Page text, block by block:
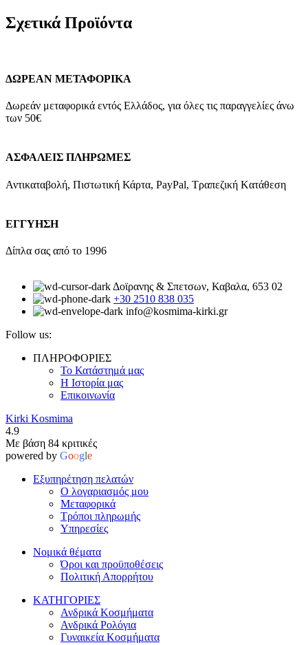
Σχετικά Προϊόντα
ΔΩΡΕΑΝ ΜΕΤΑΦΟΡΙΚΑ
Δωρεάν μεταφορικά εντός Ελλάδος, για όλες τις παραγγελίες άνω
των 50€
ΑΣΦΑΛΕΙΣ ΠΛΗΡΩΜΕΣ
Αντικαταβολή, Πιστωτική Κάρτα, PayPal, Τραπεζική Kατάθεση
ΕΓΓΥΗΣΗ
Δίπλα σας από το 1996
Δοϊρανης & Σπετσων, Καβαλα, 653 02
+30 2510 838 035
info@kosmima-kirki.gr
Follow us:
ΠΛΗΡΟΦΟΡΙΕΣ
Το Κατάστημά μας
Η Ιστορία μας
Επικοινωνία
Kirki Kosmima
4.9
Με βάση 84 κριτικές
powered by Google
Εξυπηρέτηση πελατών
Ο λογαριασμός μου
Μεταφορικά
Τρόποι πληρωμής
Υπηρεσίες
Νομικά θέματα
Όροι και προϋποθέσεις
Πολιτική Απορρήτου
ΚΑΤΗΓΟΡΙΕΣ
Ανδρικά Κοσμήματα
Ανδρικά Ρολόγια
Γυναικεία Κοσμήματα